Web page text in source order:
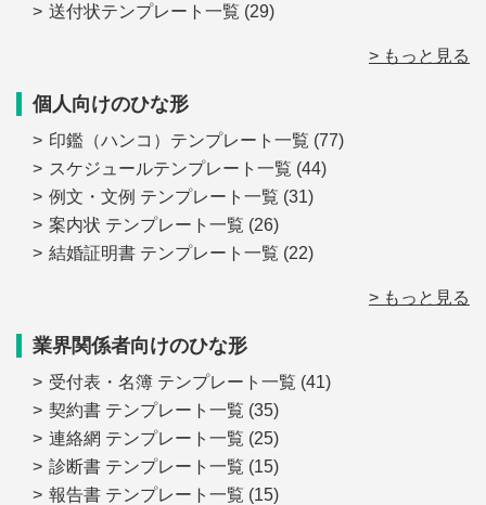
送付状テンプレート一覧 (29)
> もっと見る
個人向けのひな形
印鑑（ハンコ）テンプレート一覧 (77)
スケジュールテンプレート一覧 (44)
例文・文例 テンプレート一覧 (31)
案内状 テンプレート一覧 (26)
結婚証明書 テンプレート一覧 (22)
> もっと見る
業界関係者向けのひな形
受付表・名簿 テンプレート一覧 (41)
契約書 テンプレート一覧 (35)
連絡網 テンプレート一覧 (25)
診断書 テンプレート一覧 (15)
報告書 テンプレート一覧 (15)